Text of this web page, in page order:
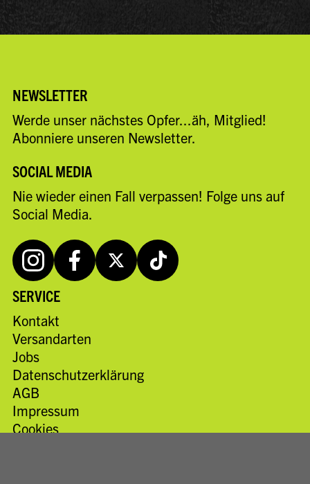
NEWSLETTER
Werde unser nächstes Opfer...äh, Mitglied!
Abonniere unseren Newsletter.
SOCIAL MEDIA
Nie wieder einen Fall verpassen! Folge uns auf
Social Media.
SERVICE
Kontakt
Versandarten
Jobs
Datenschutzerklärung
AGB
Impressum
Cookies